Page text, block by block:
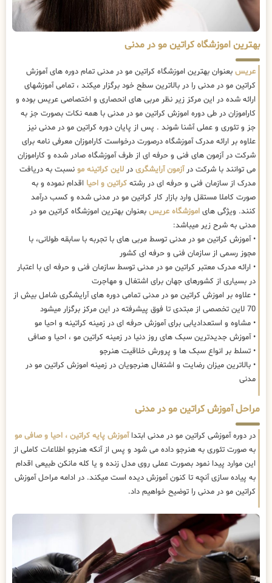
بهترین اموزشگاه کراتین مو در مدنی
عریس بعنوان بهترین اموزشگاه کراتین مو در مدنی تمام دوره های آموزش
کراتین مو در مدنی را در بالاترین سطح خود برگزار میکند ، تمامی آموزشهای
ارائه شده در این مرکز زیر نظر مربی های انحصاری و اختصاصی عریس بوده و
کاراموزان در طی دوره اموزش کراتین مو در مدنی با همه نکات بصورت جز به
جز و تئوری و عملی آشنا شوند . پس از پایان دوره کراتین مو در مدنی نیز
علاوه بر ارائه مدرک آموزشگاه درصورت درخواست کاراموزان معرفی نامه برای
شرکت در آزمون های فنی و حرفه ای از طرف آموزشگاه صادر شده و کاراموزان
می توانند با شرکت درآزمون آرایشگری در لاین کراتینه مو نسبت به دریافت
مدرک از سازمان فنی و حرفه ای در رشته کراتین و احیا اقدام نموده و به
صورت کاملا مستقل وارد بازار کار کراتین مو در مدنی شده و کسب درآمد
کنند. ویژگی های اموزشگاه عریس بعنوان بهترین اموزشگاه کراتین مو در
مدنی به شرح زیر میباشد:
• آموزش کراتین مو در مدنی توسط مربی های با تجربه با سابقه طولانی، با
مجوز رسمی از سازمان فنی و حرفه ای کشور
• ارائه مدرک معتبر کراتین مو در مدنی توسط سازمان فنی و حرفه ای با اعتبار
در بسیاری از کشورهای جهان برای اشتغال و مهاجرت
• علاوه بر اموزش کراتین مو در مدنی تمامی دوره های آرایشگری شامل بیش از
70 لاین تخصصی از مبتدی تا فوق پیشرفته در این مرکز برگزار میشود
• مشاوه و استعدادیابی برای آموزش حرفه ای در زمینه کراتینه و احیا مو
• آموزش جدیدترین سبک های روز دنیا در زمینه کراتین مو ، احیا و صافی
• تسلط بر انواع سبک ها و پرورش خلاقیت هنرجو
• بالاترین میزان رضایت و اشتغال هنرجویان در زمینه اموزش کراتین مو در
مدنی
مراحل آموزش کراتین مو در مدنی
در دوره آموزشی کراتین مو در مدنی ابتداآموزش پایه کراتین ، احیا و صافی مو
به صورت تئوری به هنرجو داده می شود و پس از آنکه هنرجو اطلاعات کاملی از
این موارد پیدا نمود بصورت عملی روی مدل زنده و یا کله مانکن طبیعی اقدام
به پیاده سازی آنچه تا کنون آموزش دیده است میکند. در ادامه مراحل آموزش
کراتین مو در مدنی را توضیح خواهیم داد.